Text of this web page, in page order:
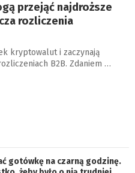
przejąć najdroższe
rozliczenia
kryptowalut i zaczynają
B2B. Zdaniem …
gotówkę na czarną godzinę.